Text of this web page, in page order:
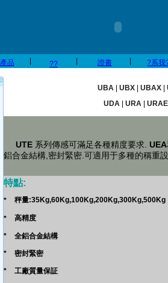
產品 ?? 證書 ?系我
UBA UBX| UBAX
UDA| URA URAE
UTE 系列傳感可滿足各種精度要求. UEA
特點:
* 秤量:35Kg,60Kg,100Kg,200Kg,300Kg,500Kg
* 高精度
* 全鋁合金結構
* 密封緊密
* 工廠質量保証